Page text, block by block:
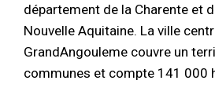
département de la Charente et
Nouvelle Aquitaine. La ville
GrandAngouleme couvre un
communes et compte 141 000